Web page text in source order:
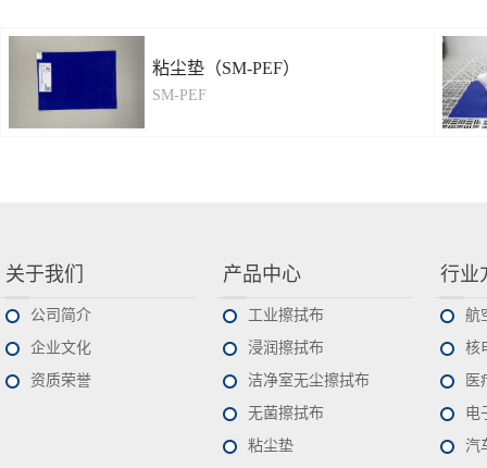
粘尘垫（SM-PEF）
SM-PEF
关于我们
公司简介
企业文化
资质荣誉
产品中心
工业擦拭布
浸润擦拭布
洁净室无尘擦拭布
无菌擦拭布
粘尘垫
行业
航
核
医
电
汽